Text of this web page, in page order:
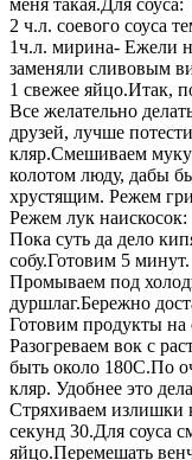
2 ч.л. соевого соуса
1ч.л. мирина- Ежели
заменяли сливовым
1 свежее яйцо.Итак,
Все желательно
друзей, лучше
кляр.Смешиваем
колотом люду, дабы
хрустящим. Режем
Режем лук наискосок:
Пока суть да дело
собу.Готовим 5 минут.
Промываем под
дуршлаг.Бережно
Готовим продукты на
Разогреваем вок с
быть около 180С.По
кляр. Удобнее это
Стряхиваем излишки
секунд 30.Для соуса
яйцо.Перемешать